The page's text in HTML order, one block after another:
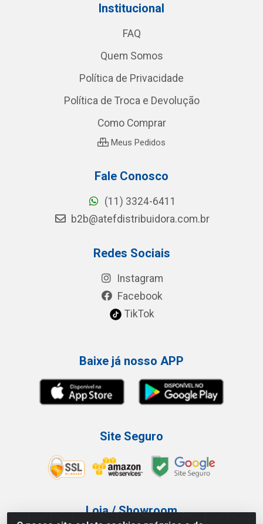
Institucional
FAQ
Quem Somos
Política de Privacidade
Política de Troca e Devolução
Como Comprar
Meus Pedidos
Fale Conosco
(11) 3324-6411
b2b@atefdistribuidora.com.br
Redes Sociais
Instagram
Facebook
TikTok
Baixe já nosso APP
Site Seguro
Loja / Showroom